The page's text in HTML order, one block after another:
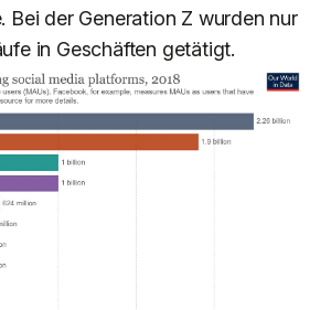
Bei der Generation Z wurden nur
in Geschäften getätigt.